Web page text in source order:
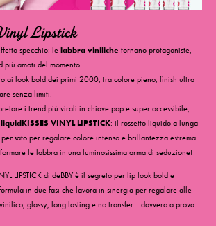
Lipstick
specchio: lelabbra vinilichetornano protagoniste,
più amati del momento.
ai look bold dei primi 2000, tra colore pieno, finish ultra
senza limiti.
i trend più virali in chiave pop e super accessibile,
liquidKISSES VINYL LIPSTICK: il rossetto liquido a lunga
per regalare colore intenso e brillantezza estrema.
le labbra in una luminosissima arma di seduzione!
LIPSTICK di deBBY è il segreto per lip look bold e
in due fasi che lavora in sinergia per regalare alle
glassy, long lasting e no transfer… davvero a prova